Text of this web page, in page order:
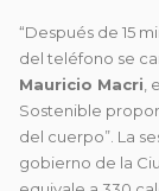
“Después de 15
del teléfono se
Mauricio Macri
Sostenible
del cuerpo”. La
gobierno de la